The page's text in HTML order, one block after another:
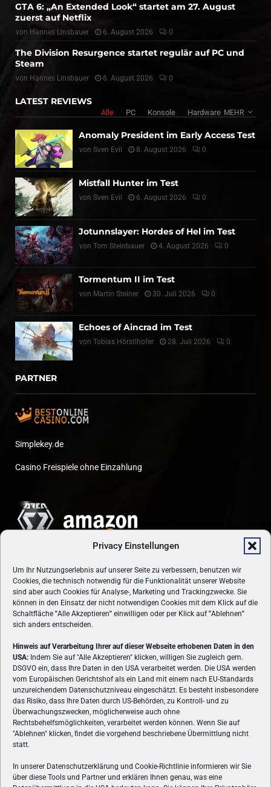
Privacy Einstellungen
Um Ihr Nutzungserlebnis auf unserer Seite zu verbessern, benutzen wir
Cookies, die technisch notwendig für die Funktionalität unserer Website
sind aber auch Cookies für Analyse-, Marketing und Trackingzwecke. Sie
können in den Einsatz der nicht notwendigen Cookies mit dem Klick auf die
Schaltfläche "Alle Akzeptieren" einwilligen oder per Klick auf"Ablehnen"
sich anders entscheiden.
Hinweis auf Verarbeitung Ihrer auf dieser Webseite erhobenen Daten in den
USA: Indem Sie auf "Alle Akzeptieren" klicken, willigen Sie zugleich gem.
DSGVO ein, dass Ihre Daten in den USA verarbeitet werden. Die USA werden
vom Europäischen Gerichtshof als ein Land mit einem nach EU-Standards
unzureichendem Datenschutzniveau eingeschätzt. Es besteht insbesondere
das Risiko, dass Ihre Daten durch US-Behörden, zu Kontroll- und zu
Überwachungszwecken, möglicherweise auch ohne
Rechtsbehelfsmöglichkeiten, verarbeitet werden können. Wenn Sie auf
"Ablehnen" klicken, findet die vorgehend beschriebene Übermittlung nicht
statt.
In unserer Datenschutzerklärung und Cookie-Richtlinie informieren wir Sie
über diese Tools und Partner und erklären Ihnen genau, was eine
GTA 6: „An Extended Look“ startet am 27. August
zuerst auf Netflix
von Hannes Linsbauer 6. August 2026 0
The Division Resurgence startet regulär auf PC und
Steam
von Hannes Linsbauer 6. August 2026 0
LATEST REVIEWS
Alle PC Konsole Hardware MEHR
Anomaly President im Early Access Test
von Sven Evil 8. August 2026 0
Mistfall Hunter im Test
von Sven Evil 6. August 2026 0
Jotunnslayer: Hordes of Hel im Test
von Tom Steinbauer 4. August 2026 0
Tormentum II im Test
von Martin Steiner 30. Juli 2026 0
Echoes of Aincrad im Test
von Tobias Hörstlhofer 28. Juli 2026 0
PARTNER
Simplekey.de
Casino Freispiele ohne Einzahlung
ÜBER UNS
VON GAMERN, FÜR GAMER! Gamers.at ist das älteste Online-
Spielemagazin Österreichs und bringt täglich aktuelle News,
Reviews und Videos zu PC- und Konsolenspielen, Gaming-
Hardware und aus der Welt des e-Sport's.
FOLGE UNS